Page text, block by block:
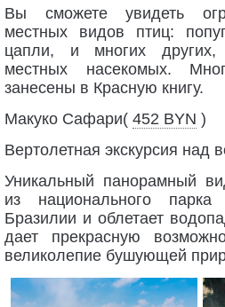
Вы сможете увидеть
местных видов птиц:
цапли, и многих
местных насекомых.
занесены в Красную книгу.
Макуко Сафари( 452 BYN )
Вертолетная экскурсия над
Уникальный панорамный
из национального
Бразилии и облетает
дает прекрасную
великолепие бушующей